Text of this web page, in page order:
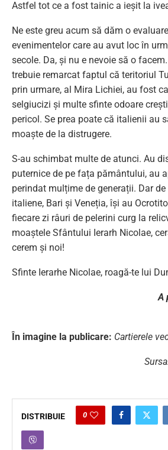
Astfel tot ce a fost tainic a ieșit la
Ne este greu acum să dăm o
evenimentelor care au avut loc în
secole. Da, și nu e nevoie să o
trebuie remarcat faptul că teritoriul
prin urmare, al Mira Lichiei, au fost
selgiucizi și multe sfinte odoare
pericol. Se prea poate că italienii au
moaște de la distrugere.
S-au schimbat multe de atunci. Au
puternice de pe fața pământului, au
perindat mulțime de generații. Dar
italiene, Bari și Veneția, își au
fiecare zi râuri de pelerini curg la
moaștele Sfântului Ierarh Nicolae,
cerem și noi!
Sfinte Ierarhe Nicolae, roagă-te lui
A
În imagine la publicare: Cartierele
DISTRIBUIE 0